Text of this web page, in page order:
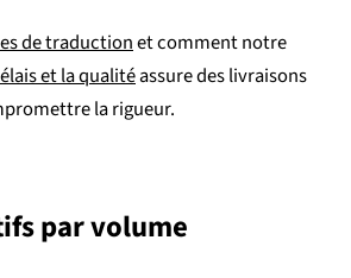
de traductionet comment notre
et la qualitéassure des livraisons
la rigueur.
par volume